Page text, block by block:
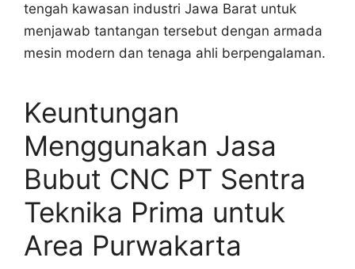
tengah kawasan industri Jawa Barat untuk
menjawab tantangan tersebut dengan armada
mesin modern dan tenaga ahli berpengalaman.
Keuntungan
Menggunakan Jasa
Bubut CNC PT Sentra
Teknika Prima untuk
Area Purwakarta